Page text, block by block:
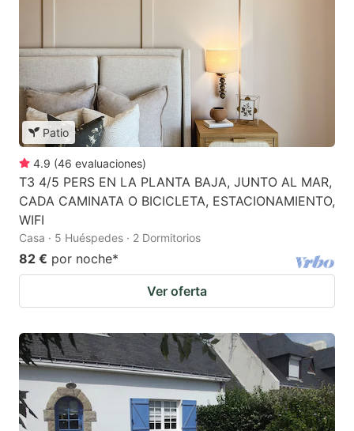
Patio
4.9 (46 evaluaciones)
T3 4/5 PERS EN LA PLANTA BAJA, JUNTO AL MAR,
CADA CAMINATA O BICICLETA, ESTACIONAMIENTO,
WIFI
Casa · 5 Huéspedes · 2 Dormitorios
82 € por noche*
Ver oferta